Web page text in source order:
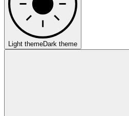
Light themeDark theme